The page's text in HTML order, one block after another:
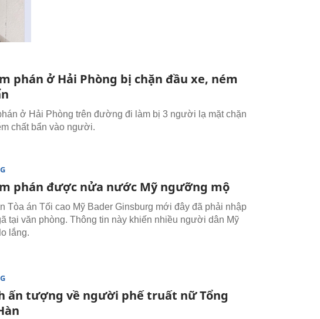
phán ở Hải Phòng bị chặn đầu xe, ném
ở Hải Phòng trên đường đi làm bị 3 người lạ mặt chặn
chất bẩn vào người.
phán được nửa nước Mỹ ngưỡng mộ
Tòa án Tối cao Mỹ Bader Ginsburg mới đây đã phải nhập
tại văn phòng. Thông tin này khiến nhiều người dân Mỹ
lắng.
ấn tượng về người phế truất nữ Tổng